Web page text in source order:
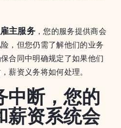
主服务，您的服务提供商会
，但您仍需了解他们的业务
合同中明确规定了如果他们
薪资义务将如何处理。
中断，您的
薪资系统会